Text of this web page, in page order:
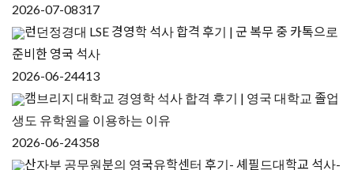
2026-07-08317
런던정경대 LSE 경영학 석사 합격 후기 | 군 복무 중 카톡으로
준비한 영국 석사
2026-06-24413
캠브리지 대학교 경영학 석사 합격 후기 | 영국 대학교 졸업
생도 유학원을 이용하는 이유
2026-06-24358
산자부 공무원분의 영국유학센터 후기- 셰필드대학교 석사-